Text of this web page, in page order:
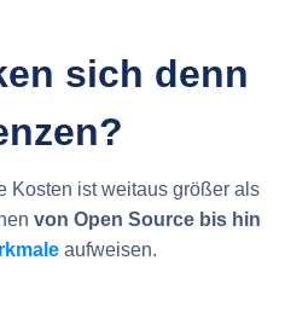
sich denn
Kosten ist weitaus größer als
von Open Source bis hin
aufweisen.